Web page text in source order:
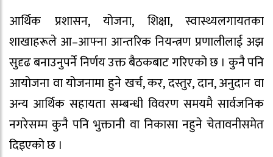
आर्थिक प्रशासन, योजना, शिक्षा, स्वास्थ्यलगायतका
शाखाहरूले आ–आफ्ना आन्तरिक नियन्त्रण प्रणालीलाई अझ
सुदृढ बनाउनुपर्ने निर्णय उक्त बैठकबाट गरिएको छ । कुनै पनि
आयोजना वा योजनामा हुने खर्च, कर, दस्तुर, दान, अनुदान वा
अन्य आर्थिक सहायता सम्बन्धी विवरण समयमै सार्वजनिक
नगरेसम्म कुनै पनि भुक्तानी वा निकासा नहुने चेतावनीसमेत
दिइएको छ ।